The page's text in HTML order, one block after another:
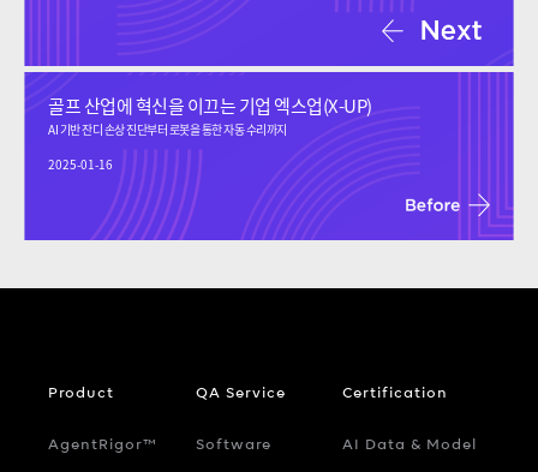
골프 산업에 혁신을 이끄는 기업 엑스업(X-UP)
AI 기반 잔디 손상 진단부터 로봇을 통한 자동 수리까지
2025-01-16
Product
AgentRigor™
QA Service
Software
Certification
AI Data & Model